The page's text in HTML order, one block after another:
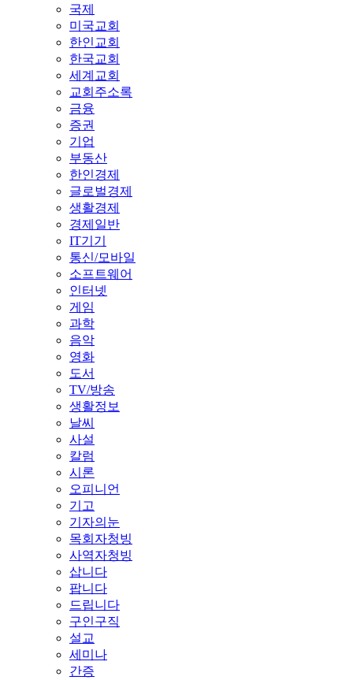
국제
미국교회
한인교회
한국교회
세계교회
교회주소록
금융
증권
기업
부동산
한인경제
글로벌경제
생활경제
경제일반
IT기기
통신/모바일
소프트웨어
인터넷
게임
과학
음악
영화
도서
TV/방송
생활정보
날씨
사설
칼럼
시론
오피니언
기고
기자의눈
목회자청빙
사역자청빙
삽니다
팝니다
드립니다
구인구직
설교
세미나
간증